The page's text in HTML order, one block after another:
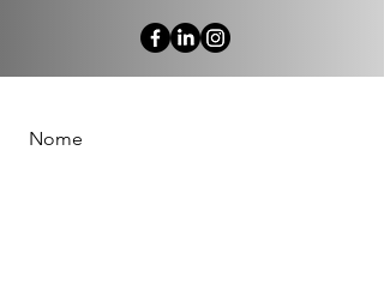
Nome